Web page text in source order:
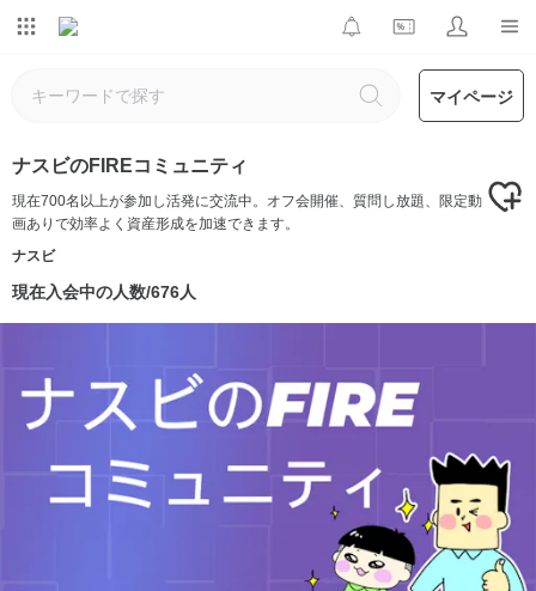
マイページ
ナスビのFIREコミュニティ
現在700名以上が参加し活発に交流中。オフ会開催、質問し放題、限定動
画ありで効率よく資産形成を加速できます。
ナスビ
現在入会中の人数/676人